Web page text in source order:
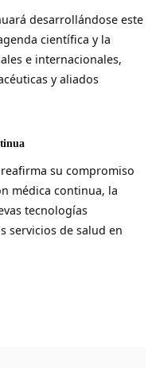
desarrollándose este
científica y la
e internacionales,
y aliados
su compromiso
médica continua, la
tecnologías
servicios de salud en